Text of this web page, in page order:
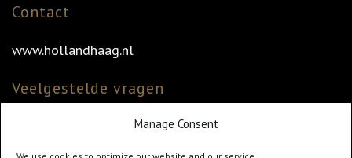
Manage Consent
Contact
www.hollandhaag.nl
Veelgestelde vragen
Veelgestelde vragen